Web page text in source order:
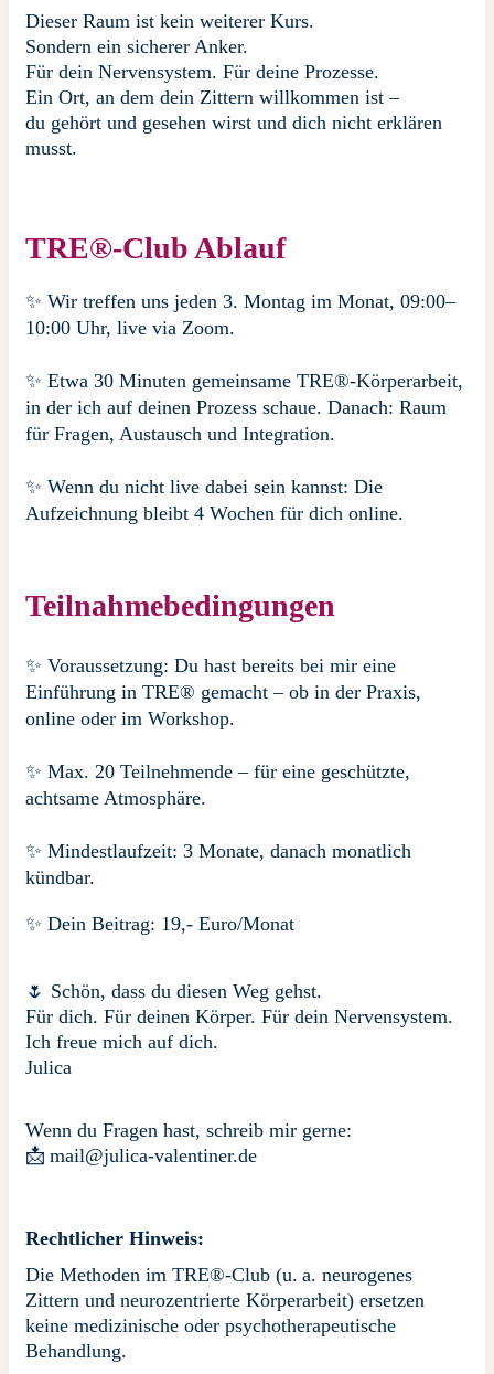
Dieser Raum ist kein weiterer Kurs.
Sondern ein sicherer Anker.
Für dein Nervensystem. Für deine Prozesse.
Ein Ort, an dem dein Zittern willkommen ist –
du gehört und gesehen wirst und dich nicht erklären
musst.
TRE®-Club Ablauf
✨ Wir treffen uns jeden 3. Montag im Monat, 09:00–
10:00 Uhr, live via Zoom.
✨ Etwa 30 Minuten gemeinsame TRE®-Körperarbeit,
in der ich auf deinen Prozess schaue. Danach: Raum
für Fragen, Austausch und Integration.
✨ Wenn du nicht live dabei sein kannst: Die
Aufzeichnung bleibt 4 Wochen für dich online.
Teilnahmebedingungen
✨ Voraussetzung: Du hast bereits bei mir eine
Einführung in TRE® gemacht – ob in der Praxis,
online oder im Workshop.
✨ Max. 20 Teilnehmende – für eine geschützte,
achtsame Atmosphäre.
✨ Mindestlaufzeit: 3 Monate, danach monatlich
kündbar.
✨ Dein Beitrag: 19,- Euro/Monat
🌷 Schön, dass du diesen Weg gehst.
Für dich. Für deinen Körper. Für dein Nervensystem.
Ich freue mich auf dich.
Julica
Wenn du Fragen hast, schreib mir gerne:
📩 mail@julica-valentiner.de
Rechtlicher Hinweis:
Die Methoden im TRE®-Club (u. a. neurogenes
Zittern und neurozentrierte Körperarbeit) ersetzen
keine medizinische oder psychotherapeutische
Behandlung.